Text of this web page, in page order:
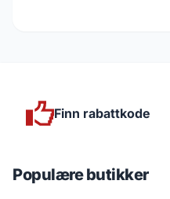
Finn rabattkode
Populære butikker